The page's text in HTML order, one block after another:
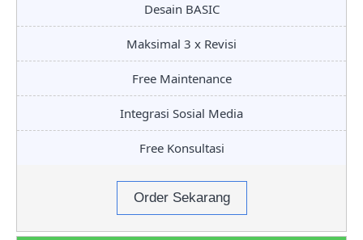
Desain BASIC
Maksimal 3 x Revisi
Free Maintenance
Integrasi Sosial Media
Free Konsultasi
Order Sekarang